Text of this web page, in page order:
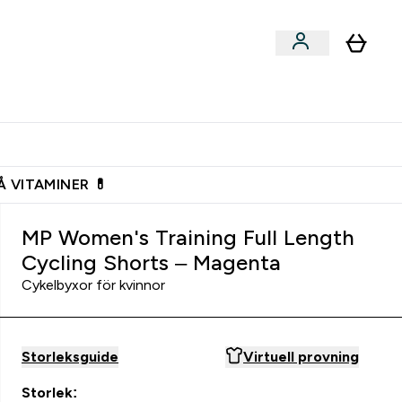
VITAMINER 💊
MP Women's Training Full Length
Cycling Shorts – Magenta
Cykelbyxor för kvinnor
Storleksguide Virtuell provning
Storlek: